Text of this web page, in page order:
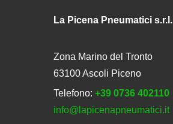
La Picena Pneumatici s.r.l.
Zona Marino del Tronto
63100 Ascoli Piceno
Telefono: +39 0736 402110
info@lapicenapneumatici.it